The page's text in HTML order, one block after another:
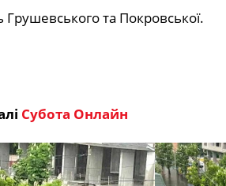
та Покровської.
Субота Онлайн